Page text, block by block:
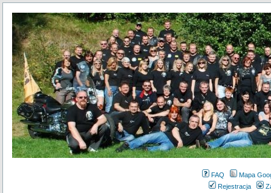
FAQ
Mapa
Rejestracja